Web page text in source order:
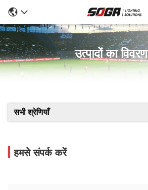
उत्पादों का विवरण
सभी श्रेणियाँ
हमसे संपर्क करें